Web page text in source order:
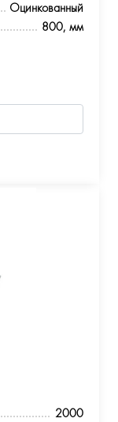
Оцинкованный
800, мм
2000